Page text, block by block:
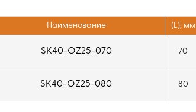
Наименование (L), мм
SK40-OZ25-070 70
SK40-OZ25-080 80